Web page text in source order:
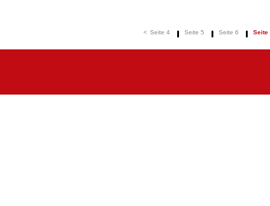
< Seite 4 Seite 5 Seite 6 Seite